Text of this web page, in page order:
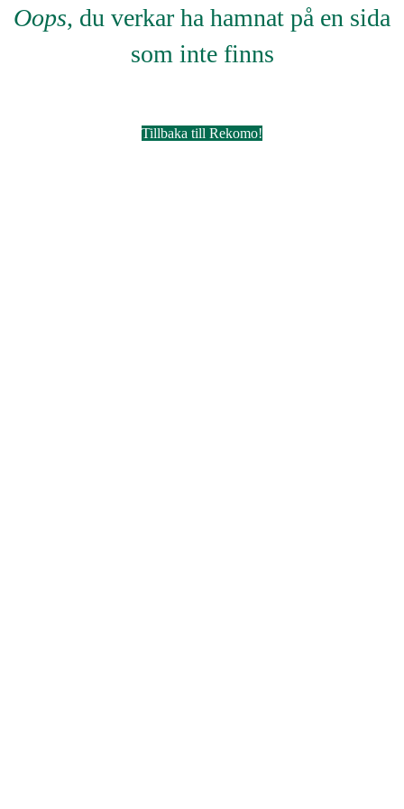
Oops, du verkar ha hamnat på en sida
som inte finns
Tillbaka till Rekomo!